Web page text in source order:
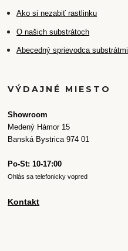
Ako si nezabiť rastlinku
O našich substrátoch
Abecedný sprievodca substrátmi
VÝDAJNÉ MIESTO
Showroom
Medený Hámor 15
Banská Bystrica 974 01
Po-St: 10-17:00
Ohlás sa telefonicky vopred
Kontakt